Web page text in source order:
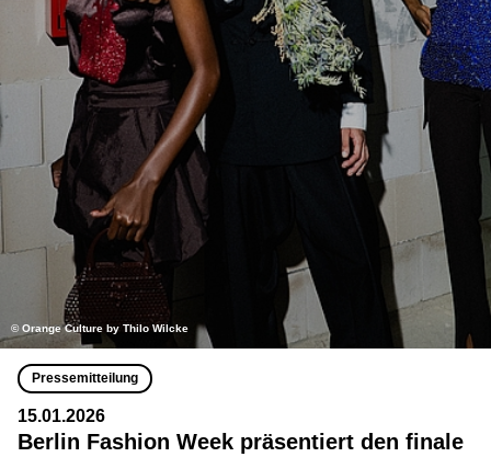
© Orange Culture by Thilo Wilcke
Pressemitteilung
15.01.2026
Berlin Fashion Week präsentiert den finale